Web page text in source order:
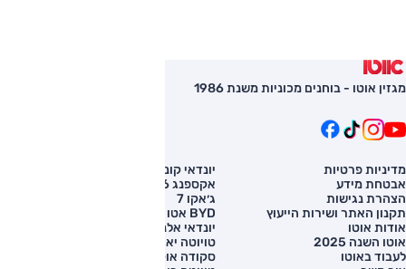
מגזין אוטו - בוחנים מכוניות משנת 1986
מדיניות פרטיות
אבטחת מידע
הצהרת נגישות
תקנון האתר ושירות הייעוץ
אודות אוטו
אוטו השנה 2025
לעבוד באוטו
יונדאי קונה
אקספנג G6
ג׳אקו 7
BYD אטו 3
יונדאי אלנטרה
טויוטה יאריס קרוס
סקודה אוקטביה